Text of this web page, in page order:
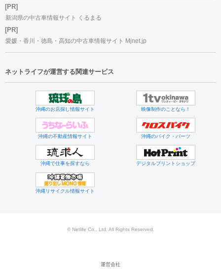
[PR]
新潟県の中古車情報サイト くるまる
[PR]
愛媛・香川・徳島・高知の中古車情報サイト Mjnet.jp
ネットライフが運営する関連サービス
沖縄のお店探し情報サイト 映像制作のことなら！
沖縄の不動産情報サイト 沖縄のバイク・パーツ
沖縄で仕事を探すなら デジタルプリントショップ
沖縄リサイクル情報サイト
© Netlife Co., Ltd. All Rights Reserved.
運営会社